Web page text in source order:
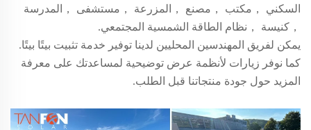
السكني
， مكتب ， مصنع ， المزرعة ， مستشفى ，
المدرسة
， كنيسة ， نظام الطاقة الشمسية المجتمعي.
يمكن لفريق المهندسين المحليين لدينا توفير خدمة تثبيت بيتًا بيتًا.
كما نوفر زيارات لأنظمة عرض توضيحية لمساعدتك على معرفة
المزيد حول جودة منتجاتنا قبل الطلب.